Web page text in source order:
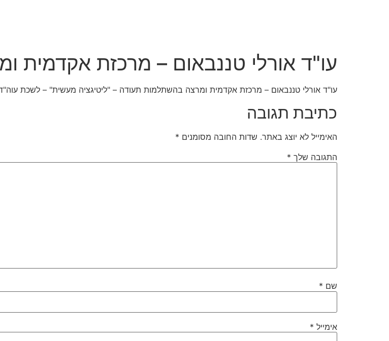
עו"ד אורלי טננבאום – מרכזת אקדמית
עו"ד אורלי טננבאום – מרכזת אקדמית ומרצה בהשתלמות תעודה – "ליטיגציה מעשית" – לשכת
כתיבת תגובה
האימייל לא יוצג באתר. שדות החובה מסומנים *
התגובה שלך *
שם *
אימייל *